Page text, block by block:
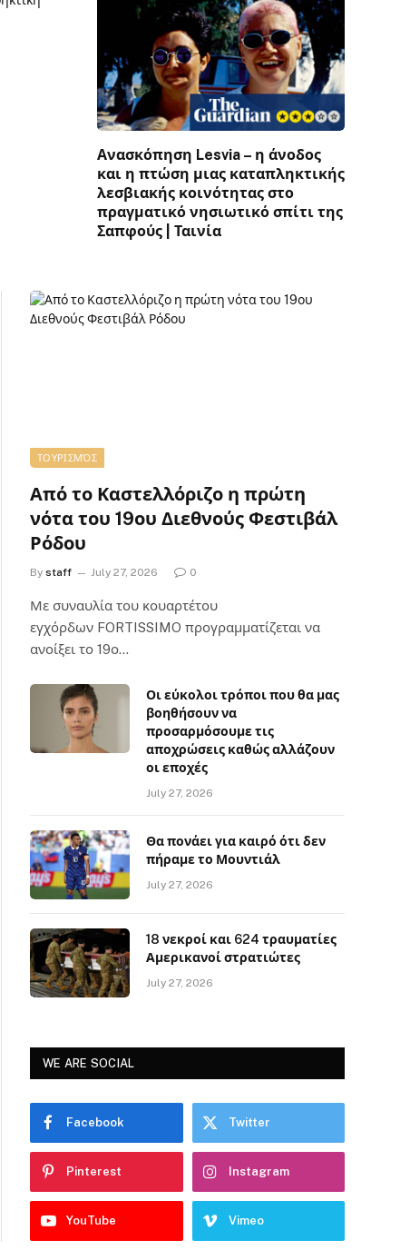
Ανασκόπηση Lesvia – η άνοδος
και η πτώση μιας καταπληκτικής
λεσβιακής κοινότητας στο
πραγματικό νησιωτικό σπίτι της
Σαπφούς | Ταινία
ΤΟΥΡΙΣΜΌΣ
Από το Καστελλόριζο η πρώτη
νότα του 19ου Διεθνούς Φεστιβάλ
Ρόδου
By staff July 27, 2026 0
Με συναυλία του κουαρτέτου
εγχόρδων FORTISSIMO προγραμματίζεται να
ανοίξει το 19ο…
Οι εύκολοι τρόποι που θα μας
βοηθήσουν να
προσαρμόσουμε τις
αποχρώσεις καθώς αλλάζουν
οι εποχές
July 27, 2026
Θα πονάει για καιρό ότι δεν
πήραμε το Μουντιάλ
July 27, 2026
18 νεκροί και 624 τραυματίες
Αμερικανοί στρατιώτες
July 27, 2026
WE ARE SOCIAL
Facebook Twitter
Pinterest Instagram
YouTube Vimeo